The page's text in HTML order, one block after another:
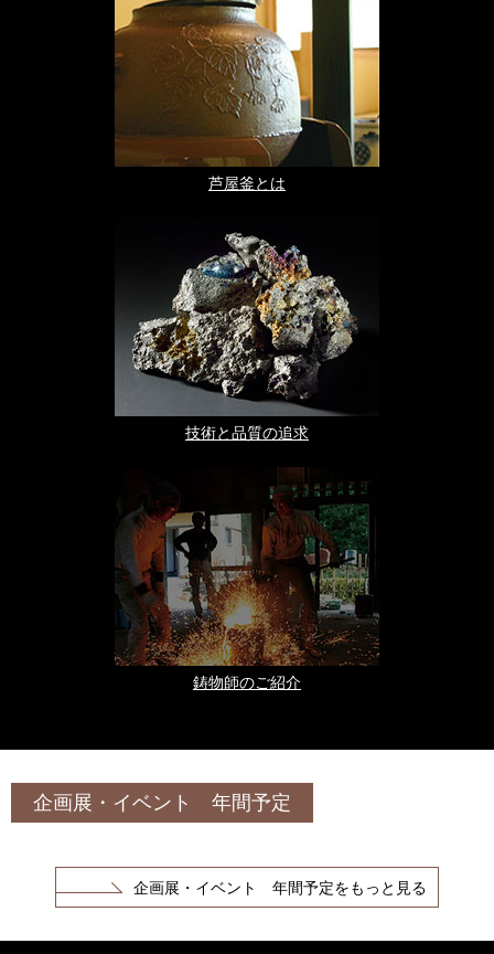
芦屋釜とは
技術と品質の追求
鋳物師のご紹介
企画展・イベント 年間予定
企画展・イベント 年間予定をもっと見る